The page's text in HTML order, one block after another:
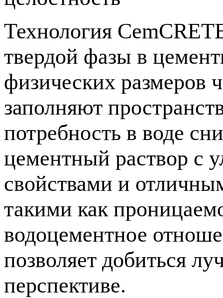
Технология
твердой фазы в
физических размеров
заполняют
потребность в воде
цементный раствор с
свойствами и
такими как
водоцементное
позволяет добиться
перспективе.